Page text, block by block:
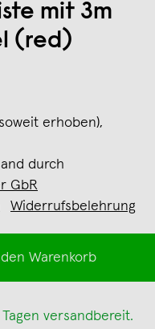
mit 3m
(red)
erhoben),
durch
GbR
Widerrufsbelehrung
den Warenkorb
versandbereit.